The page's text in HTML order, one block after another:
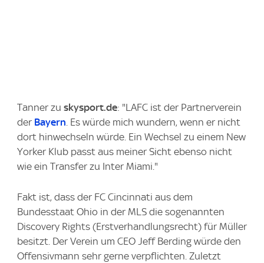
Tanner zu skysport.de: "LAFC ist der Partnerverein
der Bayern. Es würde mich wundern, wenn er nicht
dort hinwechseln würde. Ein Wechsel zu einem New
Yorker Klub passt aus meiner Sicht ebenso nicht
wie ein Transfer zu Inter Miami."
Fakt ist, dass der FC Cincinnati aus dem
Bundesstaat Ohio in der MLS die sogenannten
Discovery Rights (Erstverhandlungsrecht) für Müller
besitzt. Der Verein um CEO Jeff Berding würde den
Offensivmann sehr gerne verpflichten. Zuletzt